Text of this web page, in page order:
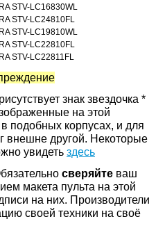
STV-LC16830WL
STV-LC24810FL
STV-LC19810WL
STV-LC22810FL
STV-LC22811FL
знак звездочка *
на этой
подобных корпусах, и для
внешне другой. Некоторые
увидеть здесь
сверяйте ваш
макета пульта на этой
на них. Производители
своей техники на своё